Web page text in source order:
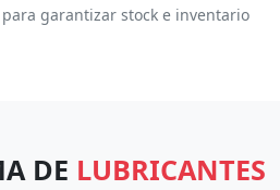
garantizar stock e inventario
DE LUBRICANTES